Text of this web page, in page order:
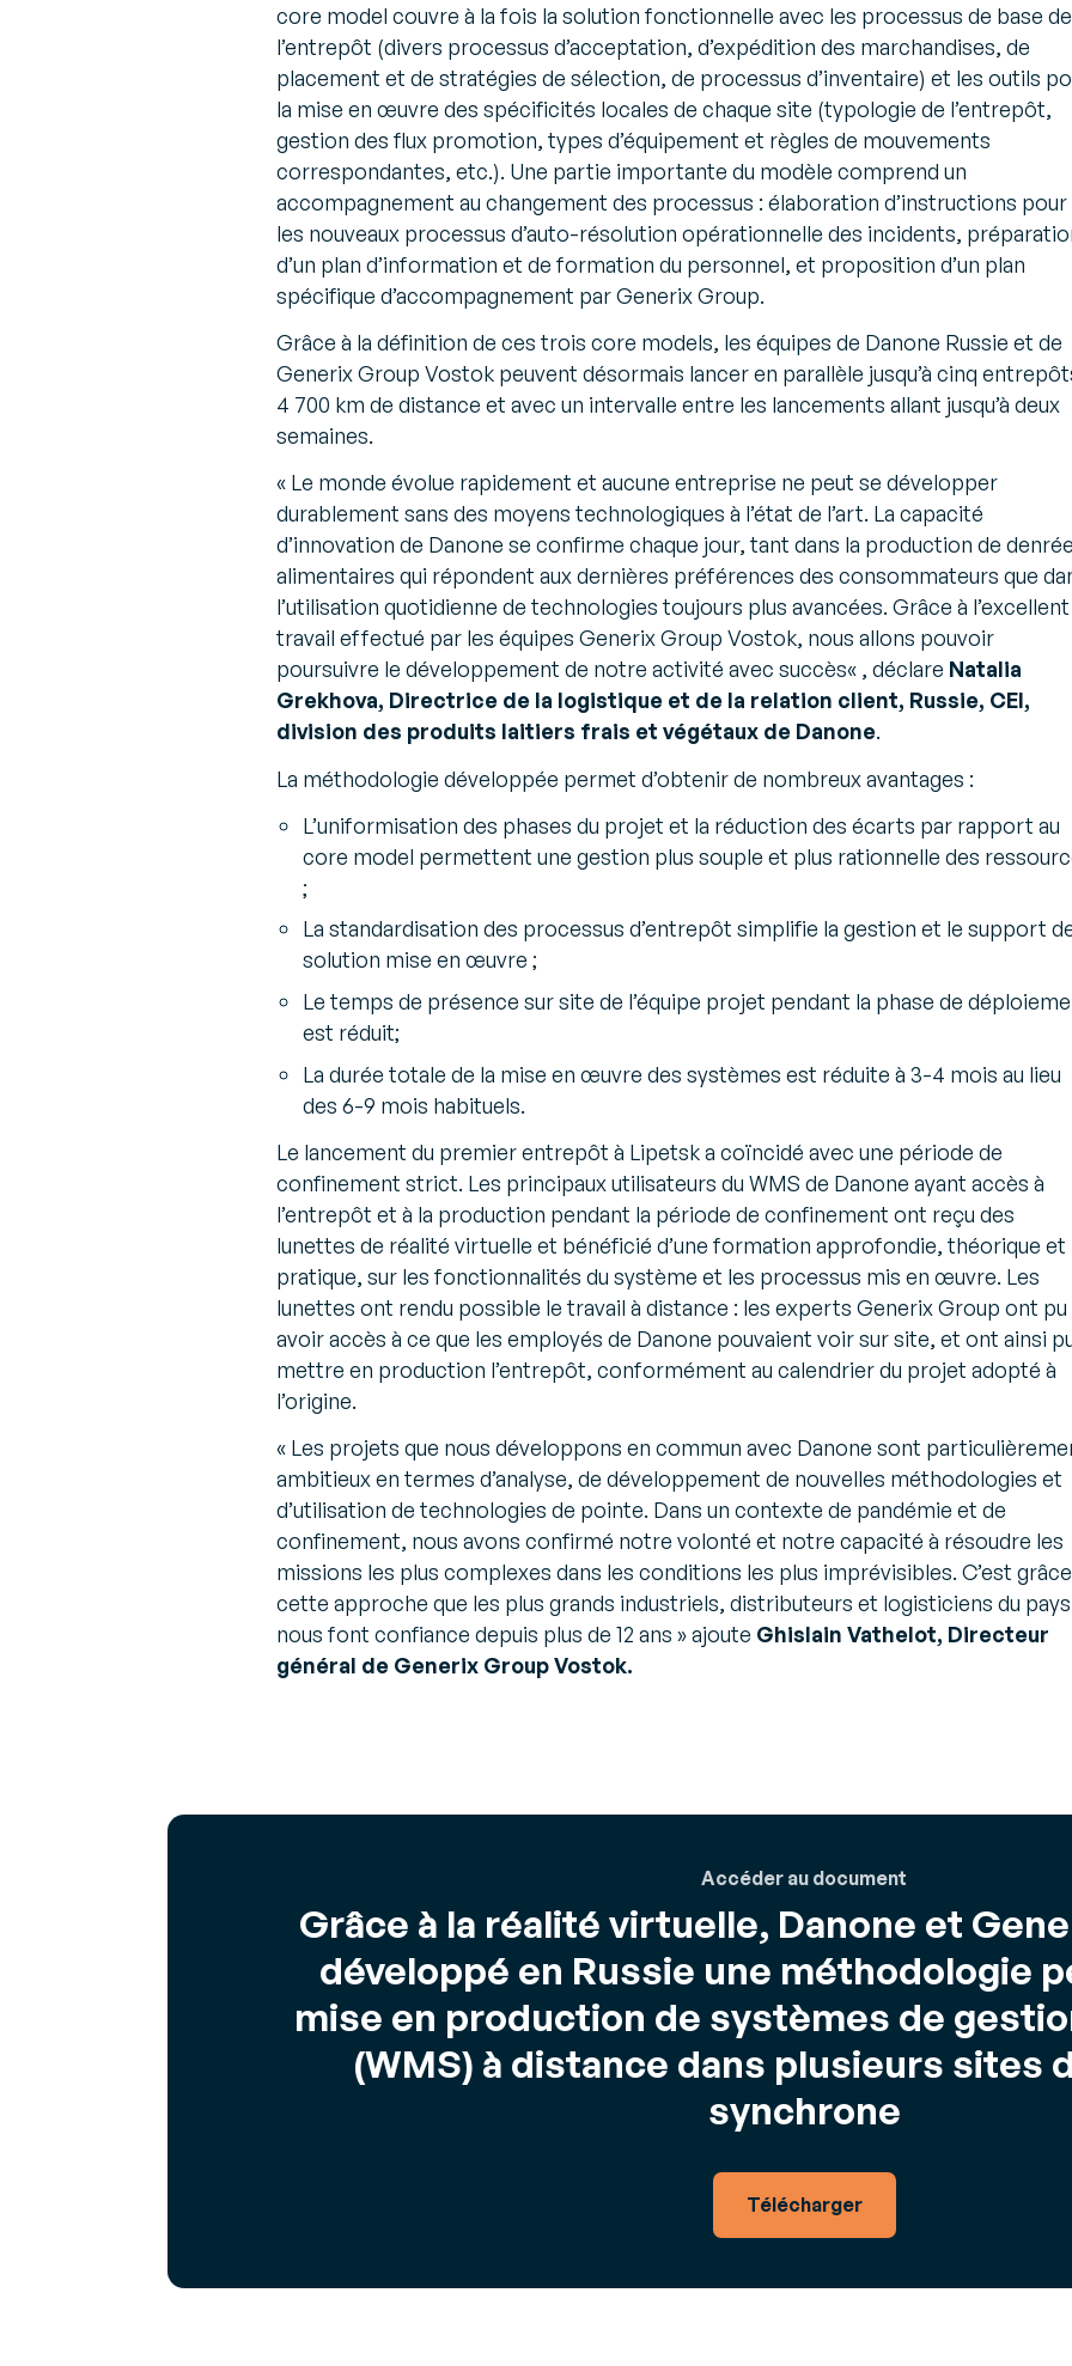
core model couvre à la fois la solution fonctionnelle avec les processus de base de
l’entrepôt (divers processus d’acceptation, d’expédition des marchandises, de
placement et de stratégies de sélection, de processus d’inventaire) et les outils
la mise en œuvre des spécificités locales de chaque site (typologie de l’entrepôt,
gestion des flux promotion, types d’équipement et règles de mouvements
correspondantes, etc.). Une partie importante du modèle comprend un
accompagnement au changement des processus : élaboration d’instructions pour
les nouveaux processus d’auto-résolution opérationnelle des incidents,
d’un plan d’information et de formation du personnel, et proposition d’un plan
spécifique d’accompagnement par Generix Group.
Grâce à la définition de ces trois core models, les équipes de Danone Russie et de
Generix Group Vostok peuvent désormais lancer en parallèle jusqu’à cinq
4 700 km de distance et avec un intervalle entre les lancements allant jusqu’à deux
semaines.
« Le monde évolue rapidement et aucune entreprise ne peut se développer
durablement sans des moyens technologiques à l’état de l’art. La capacité
d’innovation de Danone se confirme chaque jour, tant dans la production de
alimentaires qui répondent aux dernières préférences des consommateurs que
l’utilisation quotidienne de technologies toujours plus avancées. Grâce à l’excellent
travail effectué par les équipes Generix Group Vostok, nous allons pouvoir
poursuivre le développement de notre activité avec succès« , déclare Natalia
Grekhova, Directrice de la logistique et de la relation client, Russie, CEI,
division des produits laitiers frais et végétaux de Danone.
La méthodologie développée permet d’obtenir de nombreux avantages :
L’uniformisation des phases du projet et la réduction des écarts par rapport au
core model permettent une gestion plus souple et plus rationnelle des
;
La standardisation des processus d’entrepôt simplifie la gestion et le support
solution mise en œuvre ;
Le temps de présence sur site de l’équipe projet pendant la phase de
est réduit;
La durée totale de la mise en œuvre des systèmes est réduite à 3-4 mois au lieu
des 6-9 mois habituels.
Le lancement du premier entrepôt à Lipetsk a coïncidé avec une période de
confinement strict. Les principaux utilisateurs du WMS de Danone ayant accès à
l’entrepôt et à la production pendant la période de confinement ont reçu des
lunettes de réalité virtuelle et bénéficié d’une formation approfondie, théorique et
pratique, sur les fonctionnalités du système et les processus mis en œuvre. Les
lunettes ont rendu possible le travail à distance : les experts Generix Group ont pu
avoir accès à ce que les employés de Danone pouvaient voir sur site, et ont ainsi
mettre en production l’entrepôt, conformément au calendrier du projet adopté à
l’origine.
« Les projets que nous développons en commun avec Danone sont
ambitieux en termes d’analyse, de développement de nouvelles méthodologies et
d’utilisation de technologies de pointe. Dans un contexte de pandémie et de
confinement, nous avons confirmé notre volonté et notre capacité à résoudre les
missions les plus complexes dans les conditions les plus imprévisibles. C’est
cette approche que les plus grands industriels, distributeurs et logisticiens du pays
nous font confiance depuis plus de 12 ans » ajoute Ghislain Vathelot, Directeur
général de Generix Group Vostok.
Accéder au document
Grâce à la réalité virtuelle, Danone et
développé en Russie une méthodologie
mise en production de systèmes de
(WMS) à distance dans plusieurs sites
synchrone
Télécharger